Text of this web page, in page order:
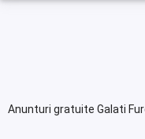
Anunturi gratuite Galati